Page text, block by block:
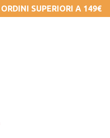
SUPERIORI A 149€